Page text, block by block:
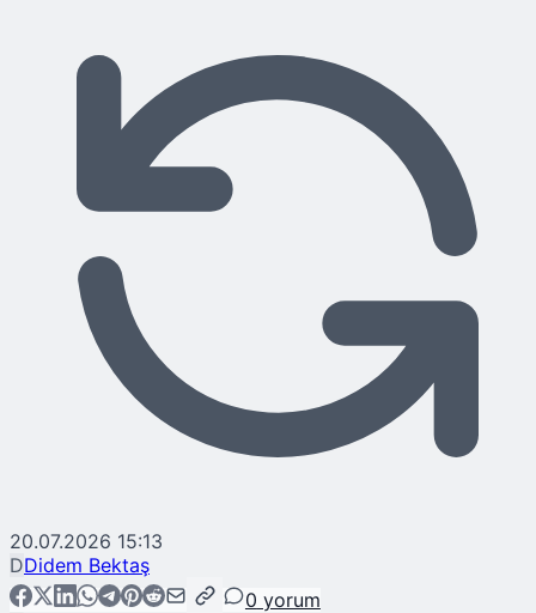
20.07.2026 15:13
DDidem Bektaş
0 yorum